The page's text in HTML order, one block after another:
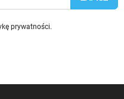
prywatności.